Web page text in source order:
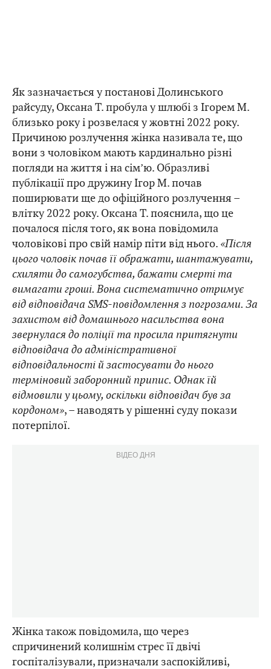
Як зазначається у постанові Долинського
райсуду, Оксана Т. пробула у шлюбі з Ігорем М.
близько року і розвелася у жовтні 2022 року.
Причиною розлучення жінка називала те, що
вони з чоловіком мають кардинально різні
погляди на життя і на сім’ю. Образливі
публікації про дружину Ігор М. почав
поширювати ще до офіційного розлучення –
влітку 2022 року. Оксана Т. пояснила, що це
почалося після того, як вона повідомила
чоловікові про свій намір піти від нього. «Після
цього чоловік почав її ображати, шантажувати,
схиляти до самогубства, бажати смерті та
вимагати гроші. Вона систематично отримує
від відповідача SMS-повідомлення з погрозами. За
захистом від домашнього насильства вона
звернулася до поліції та просила притягнути
відповідача до адміністративної
відповідальності й застосувати до нього
терміновий заборонний припис. Однак їй
відмовили у цьому, оскільки відповідач був за
кордоном», – наводять у рішенні суду покази
потерпілої.
ВІДЕО ДНЯ
Жінка також повідомила, що через
спричинений колишнім стрес її двічі
госпіталізували, призначали заспокійливі,